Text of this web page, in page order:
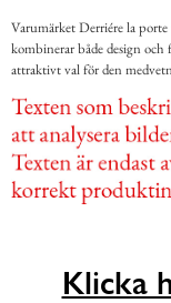
Varumärket Derriére la
kombinerar både design
attraktivt val för den
Klicka